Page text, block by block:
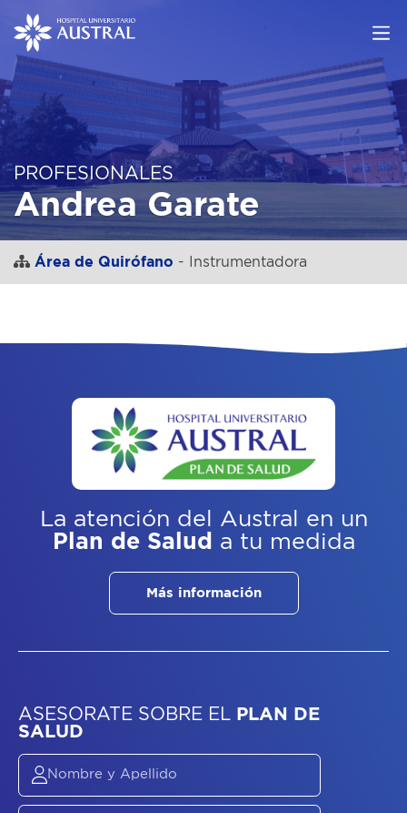
PROFESIONALES
Andrea Garate
Área de Quirófano - Instrumentadora
La atención del Austral
en un
Plan de Salud a tu medida
Más información
ASESORATE SOBREELPLAN DE